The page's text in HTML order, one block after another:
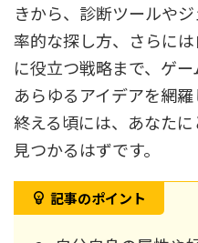
きから、診断ツールや
率的な探し方、さらに
に役立つ戦略まで、ゲ
あらゆるアイデアを網
終える頃には、あなた
見つかるはずです。
記事のポイント